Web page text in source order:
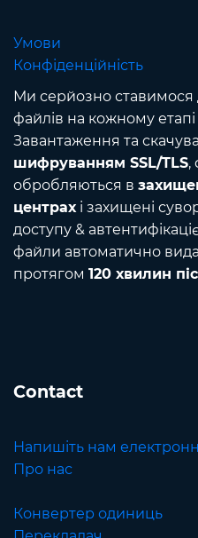
Умови
Конфіденційність
Ми серйозно ставимося
файлів на кожному
Завантаження та
шифруванням SSL/TLS,
обробляються в
центрахі захищені
доступу &
файли автоматично
протягом 120 хвилин
Contact
Напишіть нам
Про нас
Конвертер одиниць